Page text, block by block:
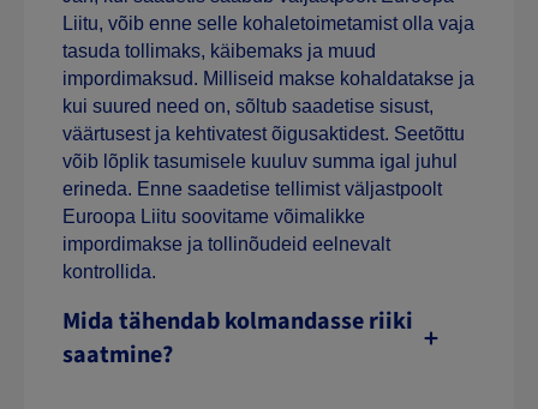
Liitu, võib enne selle kohaletoimetamist olla vaja
tasuda tollimaks, käibemaks ja muud
impordimaksud. Milliseid makse kohaldatakse ja
kui suured need on, sõltub saadetise sisust,
väärtusest ja kehtivatest õigusaktidest. Seetõttu
võib lõplik tasumisele kuuluv summa igal juhul
erineda. Enne saadetise tellimist väljastpoolt
Euroopa Liitu soovitame võimalikke
impordimakse ja tollinõudeid eelnevalt
kontrollida.
Mida tähendab kolmandasse riiki
saatmine?